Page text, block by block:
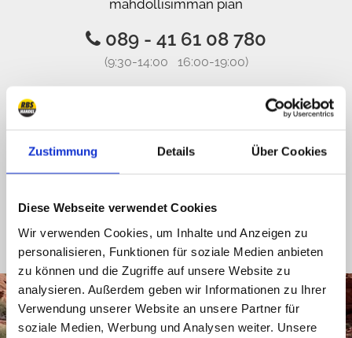
Zustimmung Details Über Cookies
Diese Webseite verwendet Cookies
Wir verwenden Cookies, um Inhalte und Anzeigen zu
personalisieren, Funktionen für soziale Medien anbieten
zu können und die Zugriffe auf unsere Website zu
analysieren. Außerdem geben wir Informationen zu Ihrer
Verwendung unserer Website an unsere Partner für
soziale Medien, Werbung und Analysen weiter. Unsere
mahdollisimman pian
089 - 41 61 08 780
(9:30-14:00 16:00-19:00)
Facebook